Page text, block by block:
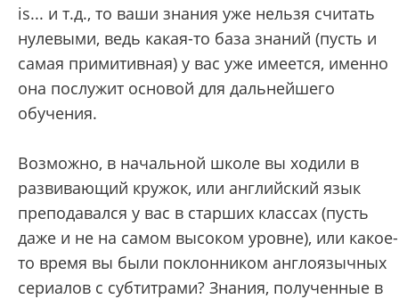
is... и т.д., то ваши знания уже нельзя считать
нулевыми, ведь какая-то база знаний (пусть и
самая примитивная) у вас уже имеется, именно
она послужит основой для дальнейшего
обучения.
Возможно, в начальной школе вы ходили в
развивающий кружок, или английский язык
преподавался у вас в старших классах (пусть
даже и не на самом высоком уровне), или какое-
то время вы были поклонником англоязычных
сериалов с субтитрами? Знания, полученные в